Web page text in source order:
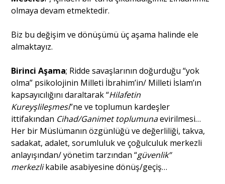
olmaya devam etmektedir.
Biz bu değişim ve dönüşümü üç aşama halinde ele
almaktayız.
Birinci Aşama; Ridde savaşlarının doğurduğu “yok
olma” psikolojinin Milleti İbrahim’in/ Milleti İslam’ın
kapsayıcılığını daraltarak “Hilafetin
Kureyşlileşmesi”ne ve toplumun kardeşler
ittifakından Cihad/Ganimet toplumunaevirilmesi…
Her bir Müslümanın özgünlüğü ve değerliliği, takva,
sadakat, adalet, sorumluluk ve çoğulculuk merkezli
anlayışından/ yönetim tarzından “güvenlik”
merkezlikabile asabiyesine dönüş/geçiş…